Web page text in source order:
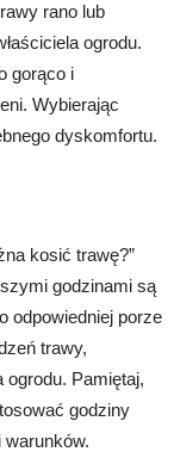
rano lub
ogrodu.
gorąco i
Wybierając
dyskomfortu.
kosić trawę?”
godzinami są
odpowiedniej porze
trawy,
ogrodu. Pamiętaj,
godziny